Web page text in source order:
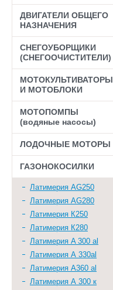
ДВИГАТЕЛИ ОБЩЕГО
НАЗНАЧЕНИЯ
СНЕГОУБОРЩИКИ
(СНЕГООЧИСТИТЕЛИ)
МОТОКУЛЬТИВАТОРЫ
И МОТОБЛОКИ
МОТОПОМПЫ
(водяные насосы)
ЛОДОЧНЫЕ МОТОРЫ
ГАЗОНОКОСИЛКИ
Латимерия AG250
Латимерия AG280
Латимерия К250
Латимерия К280
Латимерия A 300 al
Латимерия А 330al
Латимерия А360 al
Латимерия А 300 к